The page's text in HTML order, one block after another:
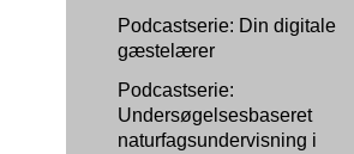
Podcastserie: Din digitale
gæstelærer
Podcastserie:
Undersøgelsesbaseret
naturfagsundervisning i